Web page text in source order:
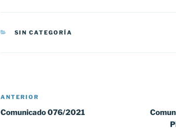
CATEGORÍAS
SIN CATEGORÍA
Navegación
de
Entrada
anterior:
ANTERIOR
Comunicado 076/2021